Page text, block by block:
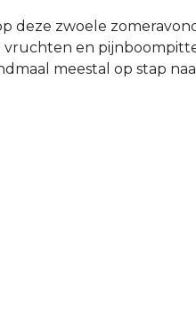
deze zwoele
en
meestal op stap